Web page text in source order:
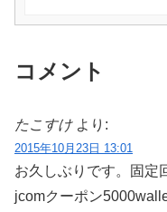
コメント
たこすけ より:
2015年10月23日 13:01
お久しぶりです。固定
jcomクーポン